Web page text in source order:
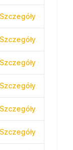
Szczegóły
Szczegóły
Szczegóły
Szczegóły
Szczegóły
Szczegóły